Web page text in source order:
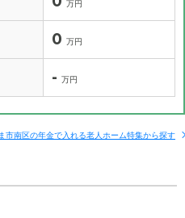
万円
0 万円
- 万円
市南区の年金で入れる老人ホーム特集から探す